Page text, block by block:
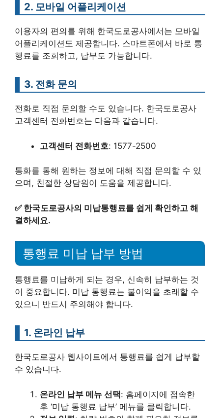
2. 모바일 어플리케이션
이용자의 편의를 위해 한국도로공사에서는 모바일
어플리케이션도 제공합니다. 스마트폰에서 바로 통
행료를 조회하고, 납부도 가능합니다.
3. 전화 문의
전화로 직접 문의할 수도 있습니다. 한국도로공사
고객센터 전화번호는 다음과 같습니다.
고객센터 전화번호: 1577-2500
통화를 통해 원하는 정보에 대해 직접 문의할 수 있
으며, 친절한 상담원이 도움을 제공합니다.
✅ 한국도로공사의 미납통행료를 쉽게 확인하고 해
결하세요.
통행료 미납 납부 방법
통행료를 미납하게 되는 경우, 신속히 납부하는 것
이 중요합니다. 미납 통행료는 불이익을 초래할 수
있으니 반드시 주의해야 합니다.
1. 온라인 납부
한국도로공사 웹사이트에서 통행료를 쉽게 납부할
수 있습니다.
온라인 납부 메뉴 선택: 홈페이지에 접속한
후 ‘미납 통행료 납부’ 메뉴를 클릭합니다.